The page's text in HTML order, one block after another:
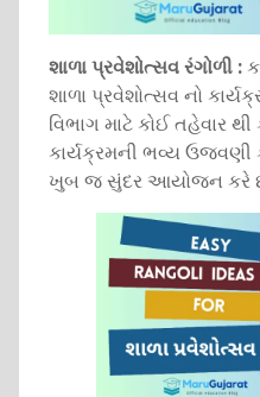
શાળા પ્રવેશોત્સવ રંગોળી :
શાળા પ્રવેશોત્સવ નો
વિભાગ માટે કોઈ તહેવાર
કાર્યક્રમની ભવ્ય
ખુબ જ સુંદર આયોજન કરે